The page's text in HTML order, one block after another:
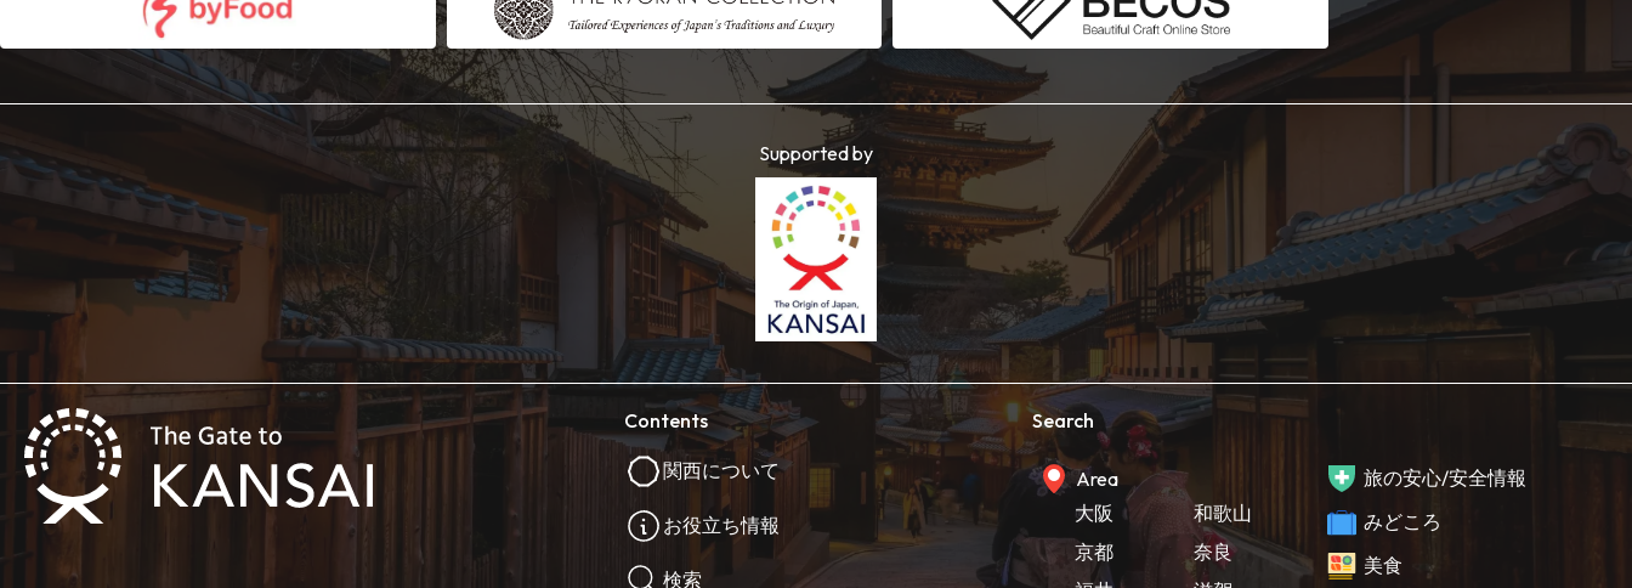
Supported by
Contents
関西について
お役立ち情報
検索
Search
Area
大阪
京都
和歌山
奈良
旅の安心/安全情報
みどころ
美食